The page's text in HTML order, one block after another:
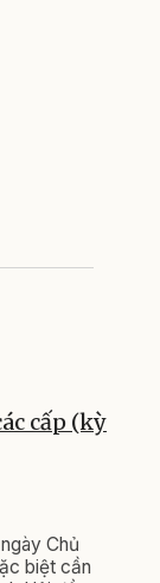
cấp (kỳ
Chủ
biệt cần